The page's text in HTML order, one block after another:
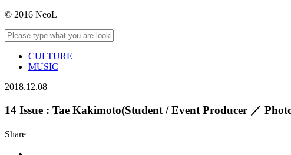
© 2016 NeoL
CULTURE
MUSIC
2018.12.08
14 Issue : Tae Kakimoto(Student / Event Producer ／
Share